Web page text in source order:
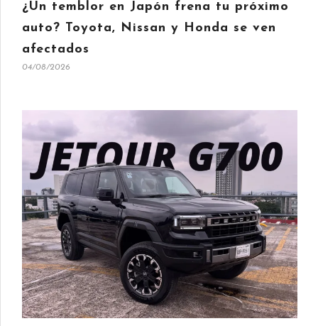
¿Un temblor en Japón frena tu próximo
auto? Toyota, Nissan y Honda se ven
afectados
04/08/2026